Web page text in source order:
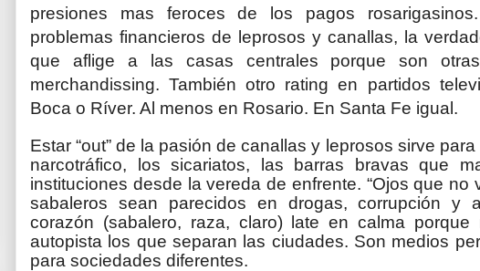
presiones mas feroces de los pagos
problemas financieros de leprosos y canallas, la
que aflige a las casas centrales porque son
merchandissing. También otro rating en partidos
Boca o Ríver. Al menos en Rosario. En Santa Fe igual.
Estar “out” de la pasión de canallas y leprosos sirve para
narcotráfico, los sicariatos, las barras bravas que
instituciones desde la vereda de enfrente. “Ojos que
sabaleros sean parecidos en drogas, corrupción y
corazón (sabalero, raza, claro) late en calma
autopista los que separan las ciudades. Son medios
para sociedades diferentes.